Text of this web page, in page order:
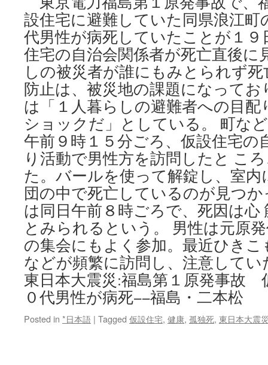
設住宅に避難していた同県浪江町
代男性が病死していたことが１
住宅の自治会関係者が死亡直後に
しの被災者が誰にもみとられず
防止は、被災地の課題になってお
は「１人暮らしの避難者への目
ショックだ」としている。 町な
午前９時１５分ごろ、仮設住宅の
り活動で男性方を訪問したと こ
た。バールを使って解錠し、室
団の中で死亡しているのが見つ
は同日午前８時ごろで、死因は心
とみられるという。 男性は元原
の集会にもよく参加。最近ひき
などが頻繁に訪問し、注意して
東日本大震災:福島第１原発事故
０代男性が病死−−福島・二本松
Posted in *日本語 | Tagged 仮設住宅, 健康, 孤独死, 東日本大震